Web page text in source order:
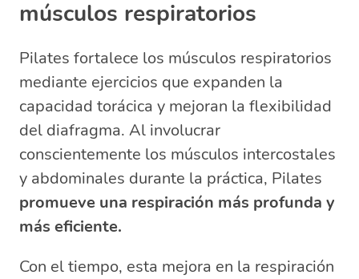
músculos respiratorios
Pilates fortalece los músculos respiratorios
mediante ejercicios que expanden la
capacidad torácica y mejoran la flexibilidad
del diafragma. Al involucrar
conscientemente los músculos intercostales
y abdominales durante la práctica, Pilates
promueve una respiración más profunda y
más eficiente.
Con el tiempo, esta mejora en la respiración